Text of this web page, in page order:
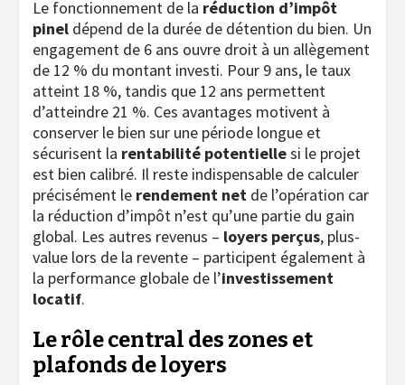
Le fonctionnement de la réduction d’impôt
pinel dépend de la durée de détention du bien. Un
engagement de 6 ans ouvre droit à un allègement
de 12 % du montant investi. Pour 9 ans, le taux
atteint 18 %, tandis que 12 ans permettent
d’atteindre 21 %. Ces avantages motivent à
conserver le bien sur une période longue et
sécurisent la rentabilité potentiellesi le projet
est bien calibré. Il reste indispensable de calculer
précisément le rendement net de l’opération car
la réduction d’impôt n’est qu’une partie du gain
global. Les autres revenus – loyers perçus, plus-
value lors de la revente – participent également à
la performance globale de l’investissement
locatif.
Le rôle central des zones et
plafonds de loyers